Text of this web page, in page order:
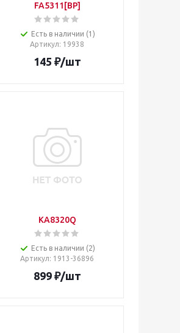
FA5311[BP]
Есть в наличии (1)
Артикул: 19938
145 ₽/шт
KA8320Q
Есть в наличии (2)
Артикул: 1913-36896
899₽/шт